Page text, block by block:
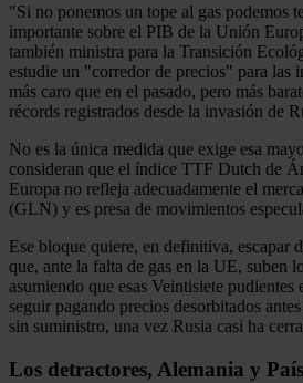
"Si no ponemos un tope al gas podemos
importante sobre el PIB de la Unión
también ministra para la Transición
estudie un "corredor de precios" para las
más caro que en el pasado, pero más
récords registrados desde la invasión de
No es la única medida que exige esa
consideran que el índice TTF Dutch de
Europa no refleja adecuadamente el
(GLN) y es presa de movimientos
Ese bloque quiere, en definitiva, escapar
que, ante la falta de gas en la UE, suben
asumiendo que esas Veintisiete pudientes
seguir pagando precios desorbitados
sin suministro, una vez Rusia casi ha
Los detractores, Alemania y